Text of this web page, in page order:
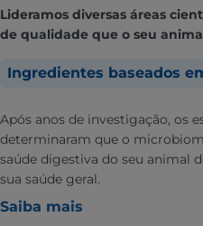
Lideramos diversas áreas
de qualidade que o seu
Ingredientes baseados
Após anos de investigação, os
determinaram que o
saúde digestiva do seu animal
sua saúde geral.
Saiba mais